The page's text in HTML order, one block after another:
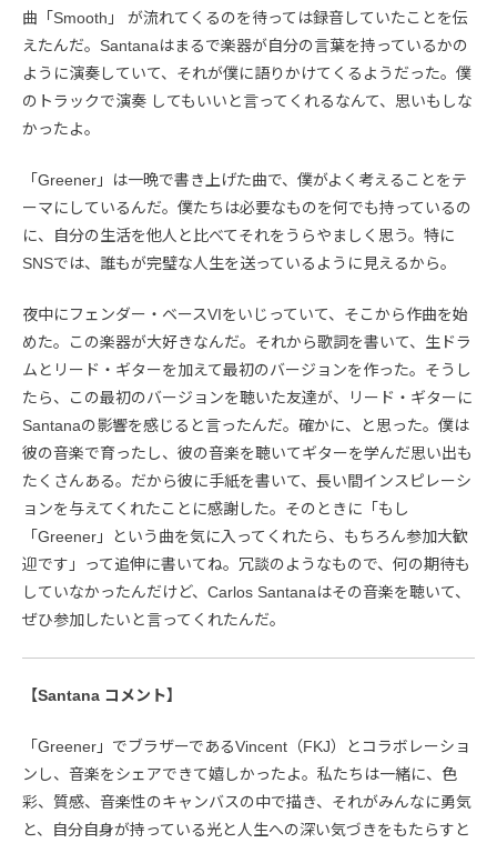
曲「Smooth」 が流れてくるのを待っては録音していたことを伝
えたんだ。Santanaはまるで楽器が自分の言葉を持っているかの
ように演奏していて、それが僕に語りかけてくるようだった。僕
のトラックで演奏 してもいいと言ってくれるなんて、思いもしな
かったよ。
「Greener」は一晩で書き上げた曲で、僕がよく考えることをテ
ーマにしているんだ。僕たちは必要なものを何でも持っているの
に、自分の生活を他人と比べてそれをうらやましく思う。特に
SNSでは、誰もが完璧な人生を送っているように見えるから。
夜中にフェンダー・ベースVIをいじっていて、そこから作曲を始
めた。この楽器が大好きなんだ。それから歌詞を書いて、生ドラ
ムとリード・ギターを加えて最初のバージョンを作った。そうし
たら、この最初のバージョンを聴いた友達が、リード・ギターに
Santanaの影響を感じると言ったんだ。確かに、と思った。僕は
彼の音楽で育ったし、彼の音楽を聴いてギターを学んだ思い出も
たくさんある。だから彼に手紙を書いて、長い間インスピレーシ
ョンを与えてくれたことに感謝した。そのときに「もし
「Greener」という曲を気に入ってくれたら、もちろん参加大歓
迎です」って追伸に書いてね。冗談のようなもので、何の期待も
していなかったんだけど、Carlos Santanaはその音楽を聴いて、
ぜひ参加したいと言ってくれたんだ。
【Santana コメント】
「Greener」でブラザーであるVincent（FKJ）とコラボレーショ
ンし、音楽をシェアできて嬉しかったよ。私たちは一緒に、色
彩、質感、音楽性のキャンバスの中で描き、それがみんなに勇気
と、自分自身が持っている光と人生への深い気づきをもたらすと